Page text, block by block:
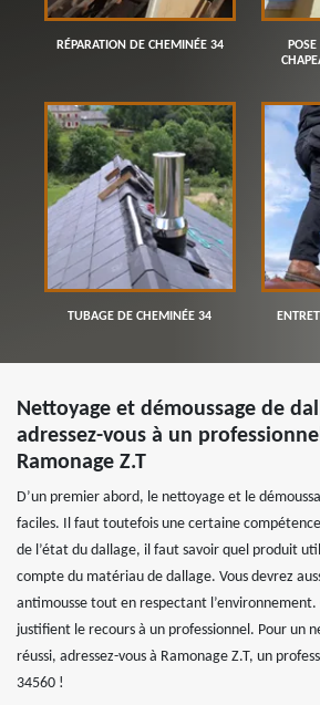
RÉPARATION DE CHEMINÉE 34
TUBAGE DE CHEMINÉE 34
Nettoyage et démoussage de
adressez-vous à un
Ramonage Z.T
D’un premier abord, le nettoyage et le
faciles. Il faut toutefois une certaine
de l’état du dallage, il faut savoir quel produit
compte du matériau de dallage. Vous devrez
antimousse tout en respectant l’environnement.
justifient le recours à un professionnel. Pour un
réussi, adressez-vous à Ramonage Z.T, un
34560 !